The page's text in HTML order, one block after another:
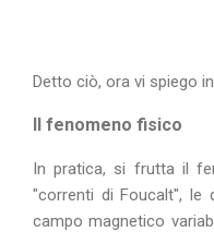
Detto ciò, ora vi spiego
Il fenomeno fisico
In pratica, si frutta il
"correnti di Foucalt", le
campo magnetico